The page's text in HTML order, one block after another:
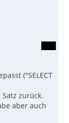
("SELECT
zurück.
aber auch